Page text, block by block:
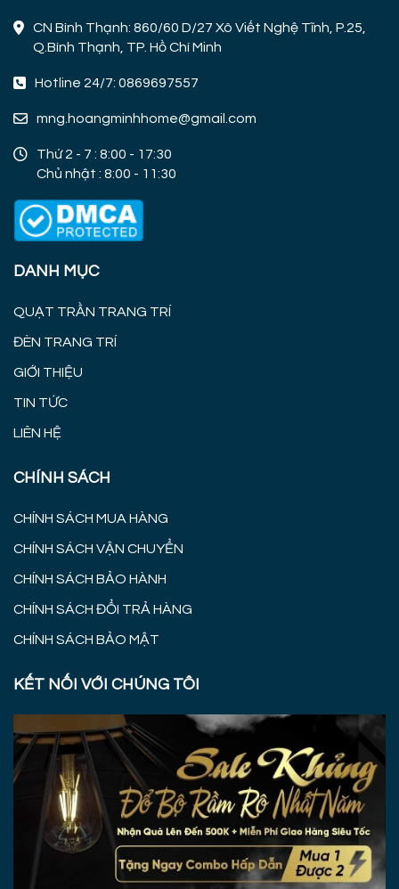
CN Bình Thạnh: 860/60 D/27 Xô Viết Nghệ Tĩnh, P.25,
Q.Bình Thạnh, TP. Hồ Chí Minh
Hotline 24/7: 0869697557
mng.hoangminhhome@gmail.com
Thứ 2 - 7 : 8:00 - 17:30
Chủ nhật : 8:00 - 11:30
DANH MỤC
QUẠT TRẦN TRANG TRÍ
ĐÈN TRANG TRÍ
GIỚI THIỆU
TIN TỨC
LIÊN HỆ
CHÍNH SÁCH
CHÍNH SÁCH MUA HÀNG
CHÍNH SÁCH VẬN CHUYỂN
CHÍNH SÁCH BẢO HÀNH
CHÍNH SÁCH ĐỔI TRẢ HÀNG
CHÍNH SÁCH BẢO MẬT
KẾT NỐI VỚI CHÚNG TÔI